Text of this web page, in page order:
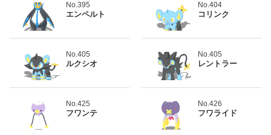
No.395
エンペルト
No.404
コリンク
No.405
ルクシオ
No.405
レントラー
No.425
フワンテ
No.426
フワライド